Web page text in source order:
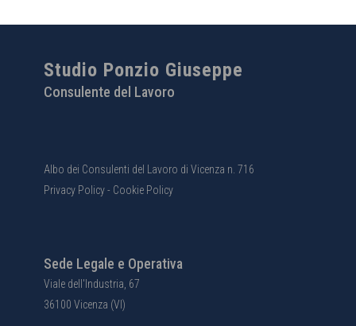
Studio Ponzio Giuseppe
Consulente del Lavoro
Albo dei Consulenti del Lavoro di Vicenza n. 716
Privacy Policy- Cookie Policy
Sede Legale e Operativa
Viale dell'Industria, 67
36100 Vicenza (VI)